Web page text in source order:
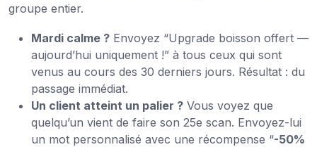
groupe entier.
Mardi calme ? Envoyez “Upgrade boisson offert —
aujourd’hui uniquement !” à tous ceux qui sont
venus au cours des 30 derniers jours. Résultat : du
passage immédiat.
Un client atteint un palier ? Vous voyez que
quelqu’un vient de faire son 25e scan. Envoyez-lui
un mot personnalisé avec une récompense “-50%